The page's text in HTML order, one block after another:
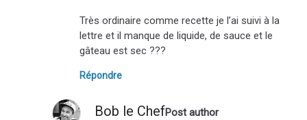
Très ordinaire comme recette je l’ai suivi à la
lettre et il manque de liquide, de sauce et le
gâteau est sec ???
Répondre
Bob le ChefPost author